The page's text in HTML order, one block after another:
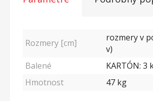
Rozmery [cm]
rozmery v
v)
Balené
KARTÓN: 3
Hmotnost
47 kg